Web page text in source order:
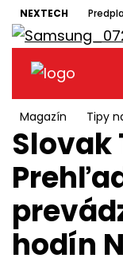
NEXTECH
Magazín Tipy
Slovak
hodín